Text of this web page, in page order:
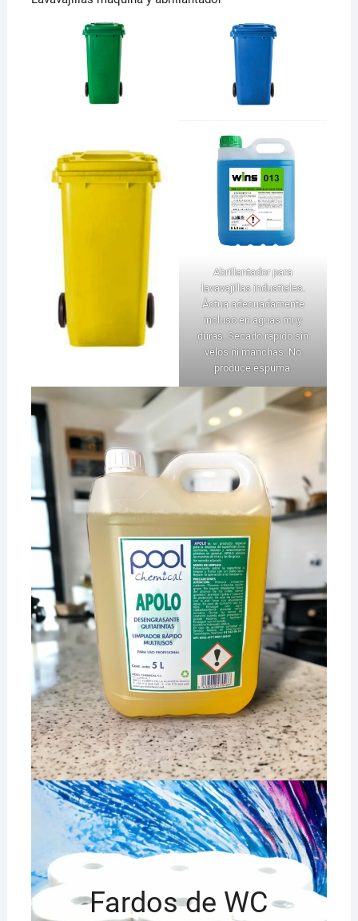
Abrillantador para
lavavajillas industiales.
Áctua adecuadamente
incluso en aguas muy
duras. Secado rápido sin
velos ni manchas. No
produce espuma.
Fardos de WC